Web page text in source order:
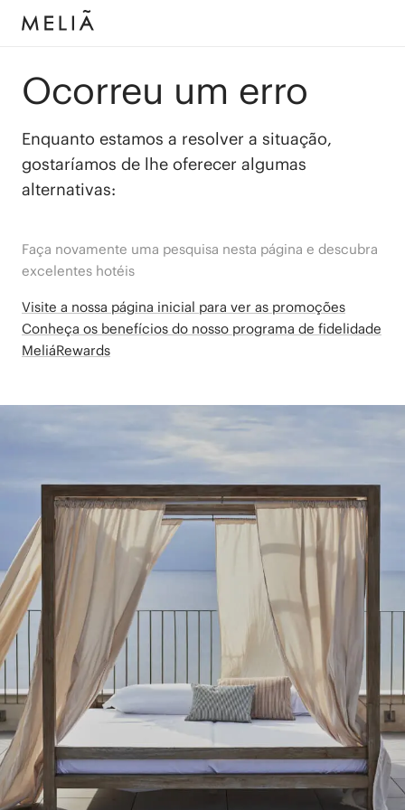
Ocorreu um erro
Enquanto estamos a resolver a situação,
gostaríamos de lhe oferecer algumas
alternativas:
Faça novamente uma pesquisa nesta página e descubra
excelentes hotéis
Visite a nossa página inicial para ver as promoções
Conheça os benefícios do nosso programa de fidelidade
MeliáRewards